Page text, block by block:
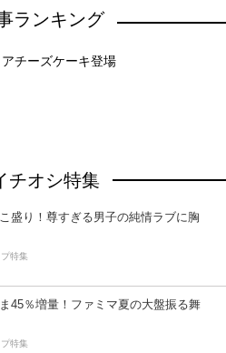
ランキング
チーズケーキ登場
チオシ特集
盛り！尊すぎる男子の純情ラブに胸
特集
45％増量！ファミマ夏の大盤振る舞
特集